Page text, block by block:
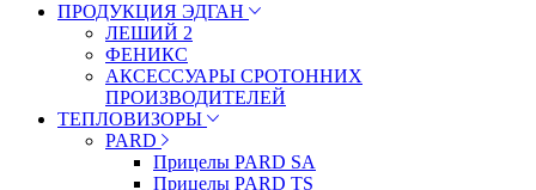
ПРОДУКЦИЯ ЭДГАН
ЛЕШИЙ 2
ФЕНИКС
АКСЕССУАРЫ СРОТОННИХ
ПРОИЗВОДИТЕЛЕЙ
ТЕПЛОВИЗОРЫ
PARD
Прицелы PARD SA
Прицелы PARD TS